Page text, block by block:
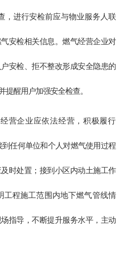
，进行安检前应与物业服务人联
安检相关信息。燃气经营企业对
安检、拒不整改形成安全隐患的
提醒用户加强安全检查。
营企业应依法经营，积极履行
到任何单位和个人对燃气使用过程
时处置；接到小区内动土施工作
工程施工范围内地下燃气管线情
指导，不断提升服务水平，主动